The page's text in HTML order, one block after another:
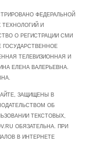
ФЕДЕРАЛЬНОЙ
И
О РЕГИСТРАЦИИ СМИ
ГОСУДАРСТВЕННОЕ
ТЕЛЕВИЗИОННАЯ И
ЕЛЕНА ВАЛЕРЬЕВНА.
ЗАЩИЩЕНЫ В
ОБ
ТЕКСТОВЫХ,
ОБЯЗАТЕЛЬНА. ПРИ
В ИНТЕРНЕТЕ